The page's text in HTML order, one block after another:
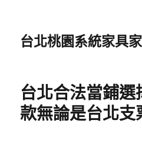
台北桃園系統家具
台北合法當鋪
款無論是台北支